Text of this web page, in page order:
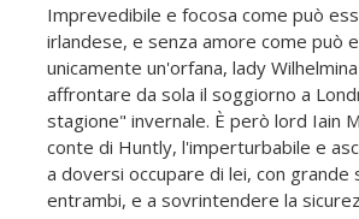
Imprevedibile e focosa come può
irlandese, e senza amore come può
unicamente un'orfana, lady
affrontare da sola il soggiorno a
stagione" invernale. È però lord Iain
conte di Huntly, l'imperturbabile e
a doversi occupare di lei, con grande
entrambi, e a sovrintendere la